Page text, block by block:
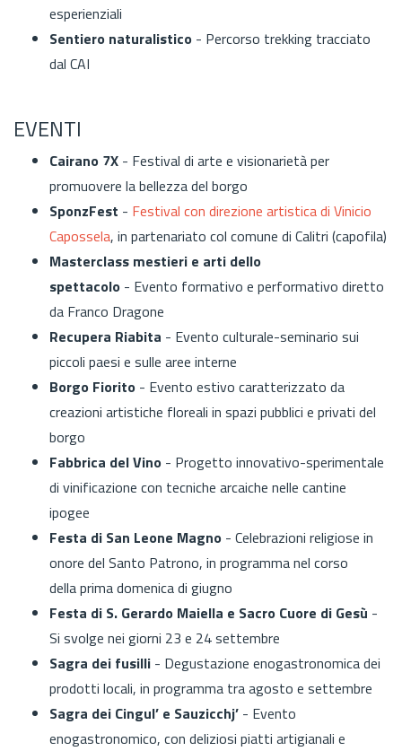
esperienziali
Sentiero naturalistico - Percorso trekking tracciato
dal CAI
EVENTI
Cairano 7X - Festival di arte e visionarietà per
promuovere la bellezza del borgo
SponzFest - Festival con direzione artistica di Vinicio
Capossela, in partenariato col comune di Calitri (capofila)
Masterclass mestieri e arti dello
spettacolo - Evento formativo e performativo diretto
da Franco Dragone
Recupera Riabita - Evento culturale-seminario sui
piccoli paesi e sulle aree interne
Borgo Fiorito - Evento estivo caratterizzato da
creazioni artistiche floreali in spazi pubblici e privati del
borgo
Fabbrica del Vino - Progetto innovativo-sperimentale
di vinificazione con tecniche arcaiche nelle cantine
ipogee
Festa di San Leone Magno - Celebrazioni religiose in
onore del Santo Patrono, in programma nel corso
della prima domenica di giugno
Festa di S. Gerardo Maiella e Sacro Cuore di Gesù -
Si svolge nei giorni 23 e 24 settembre
Sagra dei fusilli - Degustazione enogastronomicadei
prodotti locali, in programma tra agosto e settembre
Sagra dei Cingul’ e Sauzicchj’ - Evento
enogastronomico, con deliziosi piatti artigianali e